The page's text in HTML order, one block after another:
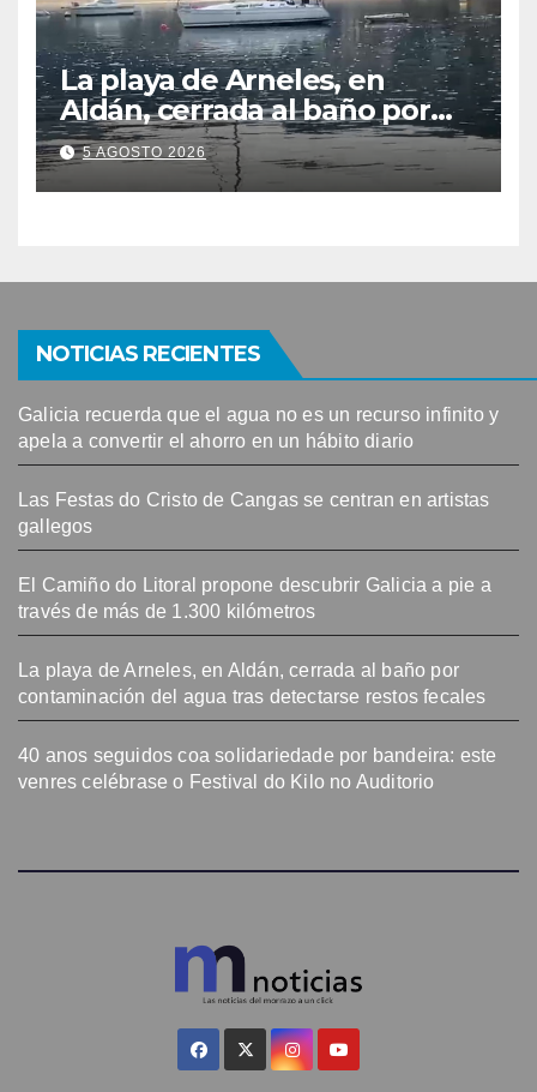
La playa de Arneles, en
Aldán, cerrada al baño por
contaminación del agua tras
detectarse restos fecales
5 AGOSTO 2026
NOTICIAS RECIENTES
Galicia recuerda que el agua no es un recurso infinito y
apela a convertir el ahorro en un hábito diario
Las Festas do Cristo de Cangas se centran en artistas
gallegos
El Camiño do Litoral propone descubrir Galicia a pie a
través de más de 1.300 kilómetros
La playa de Arneles, en Aldán, cerrada al baño por
contaminación del agua tras detectarse restos fecales
40 anos seguidos coa solidariedade por bandeira: este
venres celébrase o Festival do Kilo no Auditorio